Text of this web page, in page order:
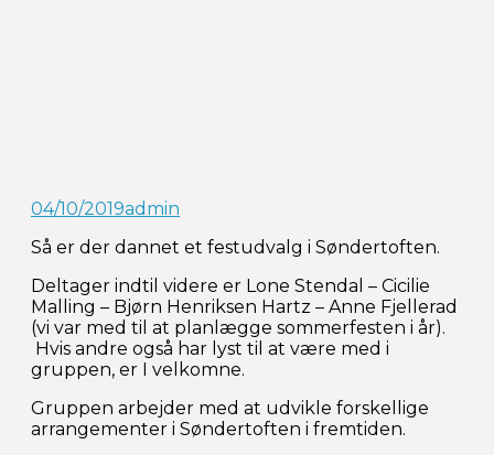
04/10/2019admin
Så er der dannet et festudvalg i Søndertoften.
Deltager indtil videre er Lone Stendal – Cicilie
Malling – Bjørn Henriksen Hartz – Anne Fjellerad
(vi var med til at planlægge sommerfesten i år).
Hvis andre også har lyst til at være med i
gruppen, er I velkomne.
Gruppen arbejder med at udvikle forskellige
arrangementer i Søndertoften i fremtiden.